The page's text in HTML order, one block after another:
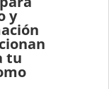
y
tu